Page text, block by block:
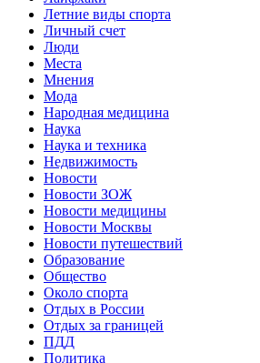
Летние виды спорта
Личный счет
Люди
Места
Мнения
Мода
Народная медицина
Наука
Наука и техника
Недвижимость
Новости
Новости ЗОЖ
Новости медицины
Новости Москвы
Новости путешествий
Образование
Общество
Около спорта
Отдых в России
Отдых за границей
ПДД
Политика